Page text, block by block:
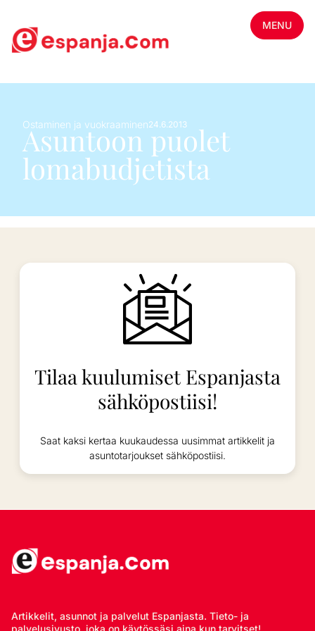
MENU
Ostaminen ja vuokraaminen24.6.2013
Asuntoon puolet
lomabudjetista
Tilaa kuulumiset Espanjasta
sähköpostiisi!
Saat kaksi kertaa kuukaudessa uusimmat artikkelit ja
asuntotarjoukset sähköpostiisi.
Artikkelit, asunnot ja palvelut Espanjasta. Tieto- ja
palvelusivusto, joka on käytössäsi aina kun tarvitset!